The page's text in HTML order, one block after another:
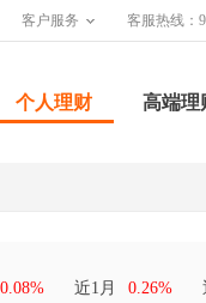
客户服务 客服热线：
个人理财 高端理
0.08% 近1月 0.26%